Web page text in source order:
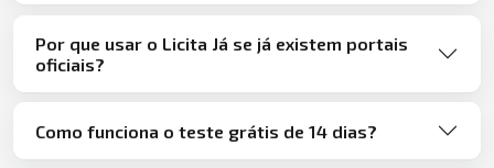
Por que usar o Licita Já se já existem portais
oficiais?
Como funciona o teste grátis de 14 dias?